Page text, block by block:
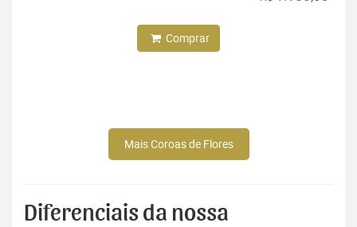
Comprar
Mais Coroas de Flores
Diferenciais da nossa